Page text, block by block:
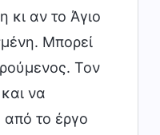
κι αν το Άγιο
Μπορεί
Τον
να
από το έργο